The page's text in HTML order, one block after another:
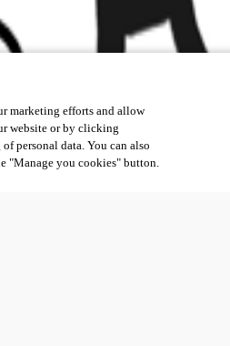
marketing efforts and allow
website or by clicking
personal data. You can also
"Manage you cookies" button.